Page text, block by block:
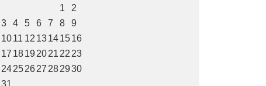
1
2
3
4 5 6 7 8
9
1011 12 13141516
17 18192021 22 23
24252627 282930
31